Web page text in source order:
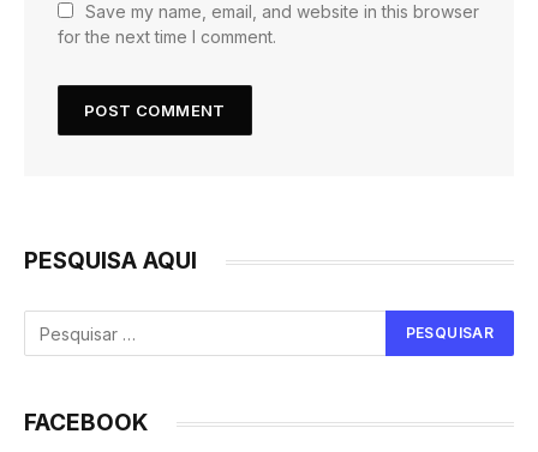
Save my name, email, and website in this browser
for the next time I comment.
PESQUISA AQUI
FACEBOOK